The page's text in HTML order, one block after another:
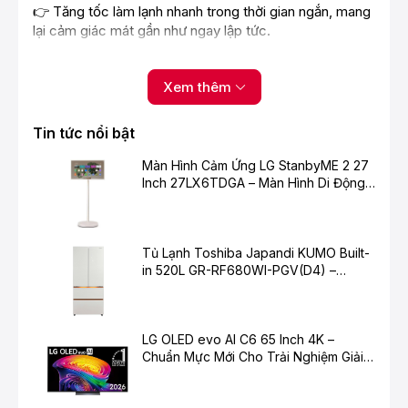
👉 Tăng tốc làm lạnh nhanh trong thời gian ngắn, mang
lại cảm giác mát gần như ngay lập tức.
Ultra Fresh
Bộ lọcToshiba IAQ
👉 Hỗ trợ:
✔ Lọc bụi mịn
✔ Khử mùi khó chịu
✔ Hạn chế vi khuẩn
7. Điều khiển thông minh qua điện thoại
Kết nối ứng dụng T-Smart
👉 Dễ dàng:
Xem thêm
Tin tức nổi bật
Màn Hình Cảm Ứng LG StanbyME 2 27
Inch 27LX6TDGA – Màn Hình Di Động
Tủ Lạnh Toshiba Japandi KUMO Built-
in 520L GR-RF680WI-PGV(D4) –
LG OLED evo AI C6 65 Inch 4K –
Chuẩn Mực Mới Cho Trải Nghiệm Giải